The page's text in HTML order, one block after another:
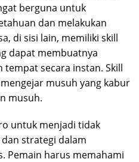
berguna untuk
dan melakukan
di sisi lain, memiliki skill
dapat membuatnya
secara instan. Skill
musuh yang kabur
musuh.
untuk menjadi tidak
strategi dalam
Pemain harus memahami